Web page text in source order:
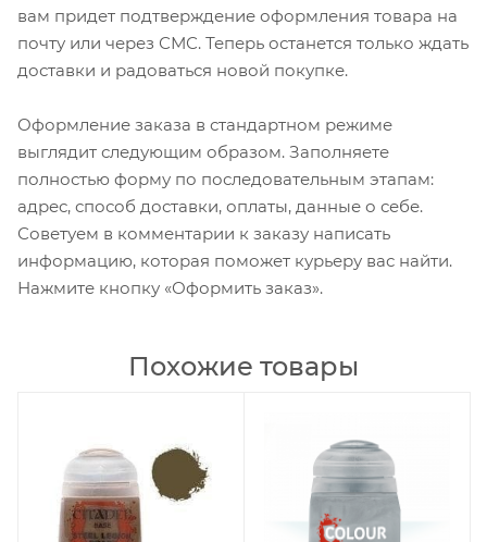
вам придет подтверждение оформления товара на
почту или через СМС. Теперь останется только ждать
доставки и радоваться новой покупке.
Оформление заказа в стандартном режиме
выглядит следующим образом. Заполняете
полностью форму по последовательным этапам:
адрес, способ доставки, оплаты, данные о себе.
Советуем в комментарии к заказу написать
информацию, которая поможет курьеру вас найти.
Нажмите кнопку «Оформить заказ».
Похожие товары